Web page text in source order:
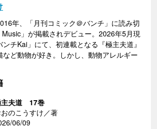
年、「月刊コミック＠バンチ」に読み切
」が掲載されデビュー。2026年5月現
チKai」にて、初連載となる『極主夫道』
など動物が好き。しかし、動物アレルギー
主夫道 17巻
のこうすけ／著
06/09